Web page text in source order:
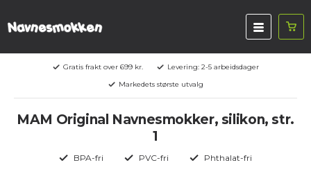
Gratis frakt over 699 kr.
Levering: 2-5 arbeidsdager
Markedets største utvalg
MAM Original Navnesmokker, silikon, str.
1
BPA-fri PVC-fri Phthalat-fri